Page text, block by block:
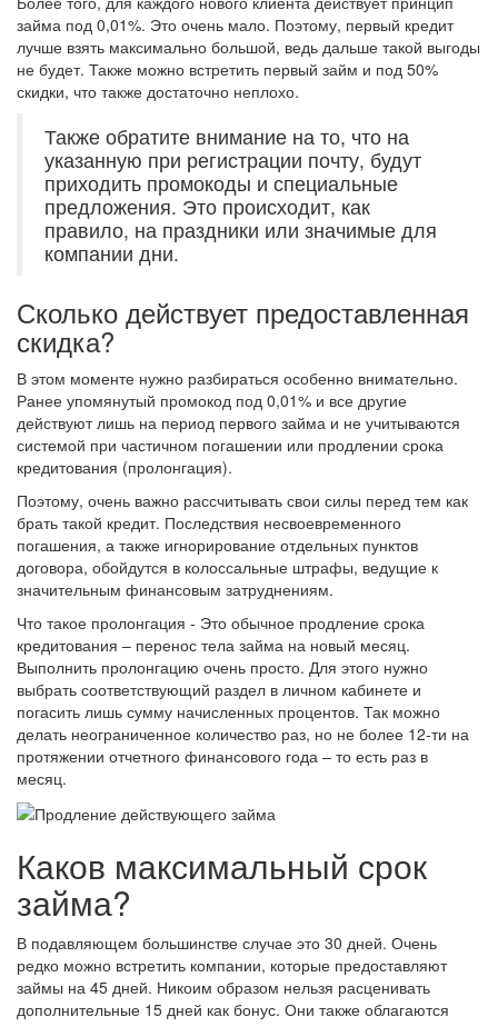
займа под 0,01%. Это очень мало. Поэтому, первый кредит
лучше взять максимально большой, ведь дальше такой выгоды
не будет. Также можно встретить первый займ и под 50%
скидки, что также достаточно неплохо.
Также обратите внимание на то, что на
указанную при регистрации почту, будут
приходить промокоды и специальные
предложения. Это происходит, как
правило, на праздники или значимые для
компании дни.
Сколько действует предоставленная
скидка?
В этом моменте нужно разбираться особенно внимательно.
Ранее упомянутый промокод под 0,01% и все другие
действуют лишь на период первого займа и не учитываются
системой при частичном погашении или продлении срока
кредитования (пролонгация).
Поэтому, очень важно рассчитывать свои силы перед тем как
брать такой кредит. Последствия несвоевременного
погашения, а также игнорирование отдельных пунктов
договора, обойдутся в колоссальные штрафы, ведущие к
значительным финансовым затруднениям.
Что такое пролонгация - Это обычное продление срока
кредитования – перенос тела займа на новый месяц.
Выполнить пролонгацию очень просто. Для этого нужно
выбрать соответствующий раздел в личном кабинете и
погасить лишь сумму начисленных процентов. Так можно
делать неограниченное количество раз, но не более 12-ти на
протяжении отчетного финансового года – то есть раз в
месяц.
Каков максимальный срок
займа?
В подавляющем большинстве случае это 30 дней. Очень
редко можно встретить компании, которые предоставляют
займы на 45 дней. Никоим образом нельзя расценивать
дополнительные 15 дней как бонус. Они также облагаются